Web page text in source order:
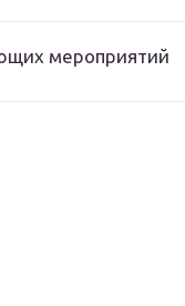
мероприятий